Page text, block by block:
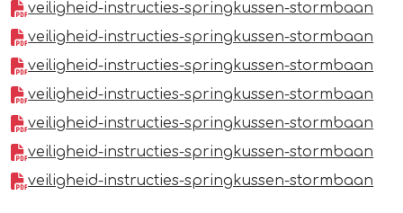
veiligheid-instructies-springkussen-stormbaan
veiligheid-instructies-springkussen-stormbaan
veiligheid-instructies-springkussen-stormbaan
veiligheid-instructies-springkussen-stormbaan
veiligheid-instructies-springkussen-stormbaan
veiligheid-instructies-springkussen-stormbaan
veiligheid-instructies-springkussen-stormbaan